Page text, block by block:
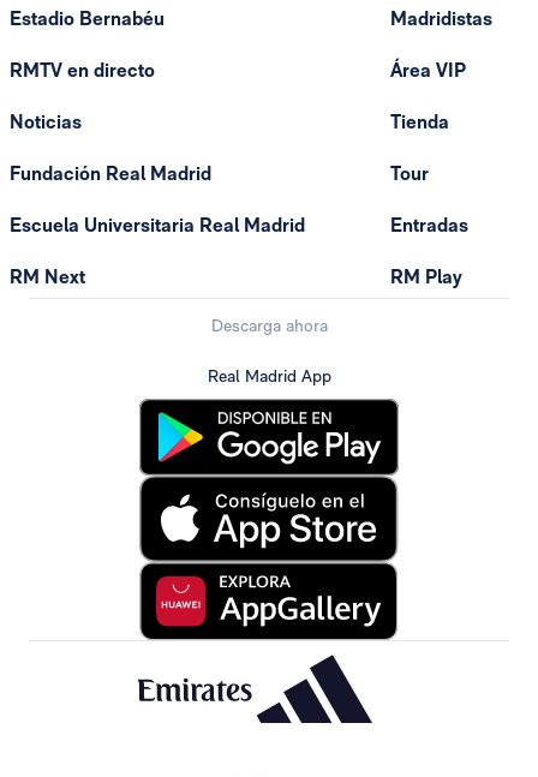
Estadio Bernabéu
RMTV en directo
Noticias
Fundación Real Madrid
Escuela Universitaria Real Madrid
RM Next
Madridistas
Área VIP
Tienda
Tour
Entradas
RM Play
Descarga ahora
Real Madrid App